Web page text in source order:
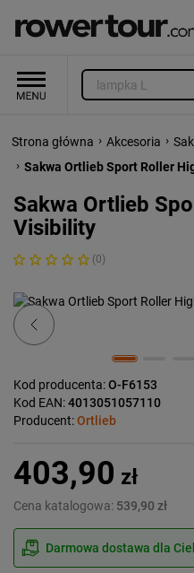
Strona główna › Akcesoria ›
› Sakwa Ortlieb Sport Roller
Sakwa Ortlieb
Visibility
(0)
Previous
Kod producenta:O-F6153
Kod EAN:4013051057110
Producent:Ortlieb
403,90 zł
Cena katalogowa: 539,90 zł
Darmowa dostawa dla